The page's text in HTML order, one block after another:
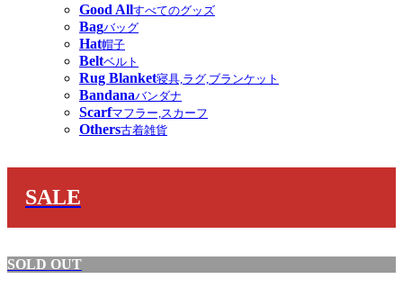
Good Allすべてのグッズ
Bagバッグ
Hat帽子
Beltベルト
Rug Blanket寝具,ラグ,ブランケット
Bandanaバンダナ
Scarfマフラー,スカーフ
Others古着雑貨
SALE
SOLD OUT